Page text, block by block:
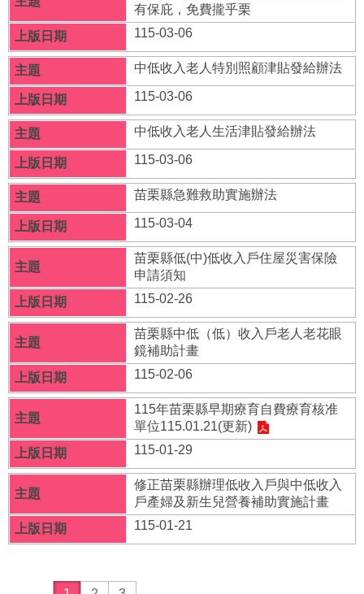
公
益
彩
券
盈
餘
補
助
公
告
專
區
兒
諮
詢
代
表
專
區
托
育
服
務
專
區
兒
有保庇，免費攏乎栗
115-03-06
中低收入老人特別照顧津貼發給辦法
115-03-06
中低收入老人生活津貼發給辦法
115-03-06
苗栗縣急難救助實施辦法
115-03-04
苗栗縣低(中)低收入戶住屋災害保險
申請須知
115-02-26
苗栗縣中低（低）收入戶老人老花眼
鏡補助計畫
115-02-06
115年苗栗縣早期療育自費療育核准
單位115.01.21(更新)
115-01-29
修正苗栗縣辦理低收入戶與中低收入
戶產婦及新生兒營養補助實施計畫
115-01-21